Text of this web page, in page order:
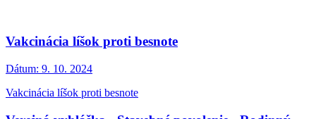
Vakcinácia líšok proti besnote
Dátum: 9. 10. 2024
Vakcinácia líšok proti besnote